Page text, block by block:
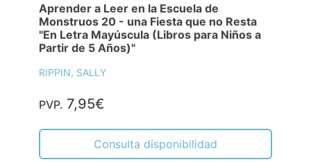
Aprender a Leer en la Escuela de
Monstruos 20 - una Fiesta que no Resta
"En Letra Mayúscula (Libros para Niños a
Partir de 5 Años)"
RIPPIN, SALLY
PVP. 7,95€
Consulta disponibilidad